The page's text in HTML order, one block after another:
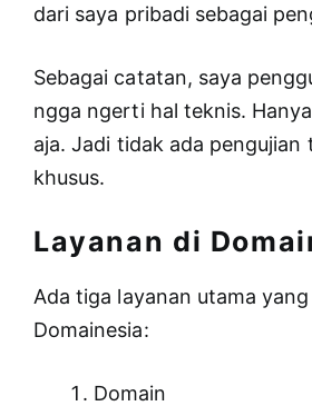
dari saya pribadi sebagai
Sebagai catatan, saya
ngga ngerti hal teknis.
aja. Jadi tidak ada pengujian
khusus.
Layanan di
Ada tiga layanan utama
Domainesia:
Domain